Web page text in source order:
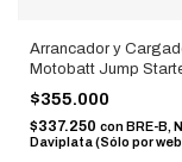
Arrancador y
Motobatt Jump
$355.000
$337.250 conBRE-B,
Daviplata (Sólo por